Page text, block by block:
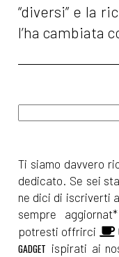
“diversi” e la
l’ha cambiata
Ti siamo davvero
dedicato. Se sei
ne dici di iscriverti
sempre
potresti offrirci
GADGET ispirati ai